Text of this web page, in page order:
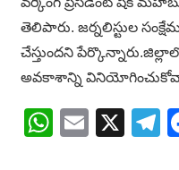
తెలిపారు. జర్నలిస్టుల
చేస్తుందని
అవకాశాన్ని
Email
X